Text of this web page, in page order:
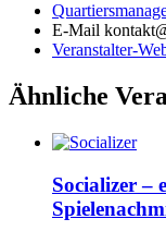
E-Mail
Veranstalter-
Ähnliche
Socializer –